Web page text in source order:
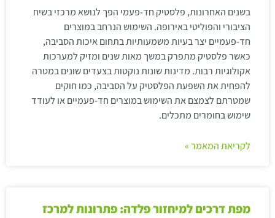
בשנים האחרונות, פלסטיק חד-פעמי הפך לנושא מרכזי בשיח
הציבורי והפוליטי באירופה. השימוש הנרחב במוצרים
חד-פעמיים יצר בעיות משמעותיות בתחום איכות הסביבה,
כאשר פלסטיק מתפרק במשך מאות שנים ומזיק למערכות
אקולוגיות רבות. מדינות שונות נוקטות בצעדים שונים במטרה
להפחית את השפעת הפלסטיק על הסביבה, כמו חוקים
שמטרתם לצמצם את השימוש במוצרים חד-פעמיים או לעודד
שימוש בחומרים מתכלים.
לקריאת המאמר »
מפת דרכים למיחזור פלדה: פתרונות למרכז